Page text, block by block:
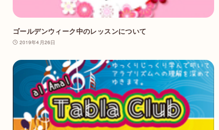
ゴールデンウィーク中のレッスンについて
2019年4月26日